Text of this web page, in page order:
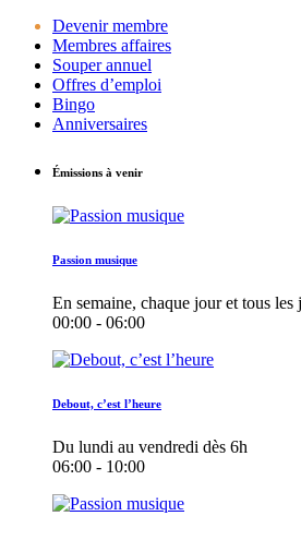
Devenir membre
Membres affaires
Souper annuel
Offres d’emploi
Bingo
Anniversaires
Émissions à venir
Passion musique
En semaine, chaque jour et tous les
00:00 - 06:00
Debout, c’est l’heure
Du lundi au vendredi dès 6h
06:00 - 10:00